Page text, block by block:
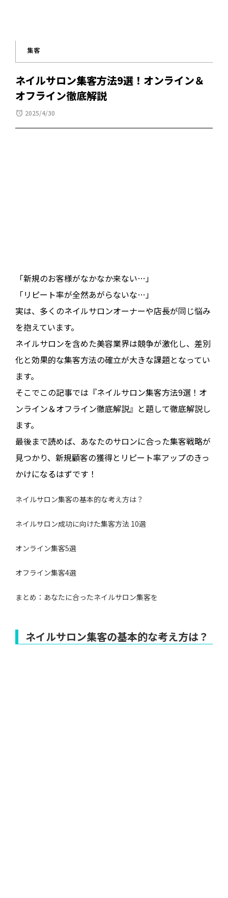
集客
ネイルサロン集客方法9選！オンライン＆
オフライン徹底解説
alarm 2025/4/30
「新規のお客様がなかなか来ない…」
「リピート率が全然あがらないな…」
実は、多くのネイルサロンオーナーや店長が同じ悩み
を抱えています。
ネイルサロンを含めた美容業界は競争が激化し、差別
化と効果的な集客方法の確立が大きな課題となってい
ます。
そこでこの記事では『ネイルサロン集客方法9選！オ
ンライン＆オフライン徹底解説』と題して徹底解説し
ます。
最後まで読めば、あなたのサロンに合った集客戦略が
見つかり、新規顧客の獲得とリピート率アップのきっ
かけになるはずです！
ネイルサロン集客の基本的な考え方は？
ネイルサロン成功に向けた集客方法 10選
オンライン集客5選
オフライン集客4選
まとめ：あなたに合ったネイルサロン集客を
ネイルサロン集客の基本的な考え方は？